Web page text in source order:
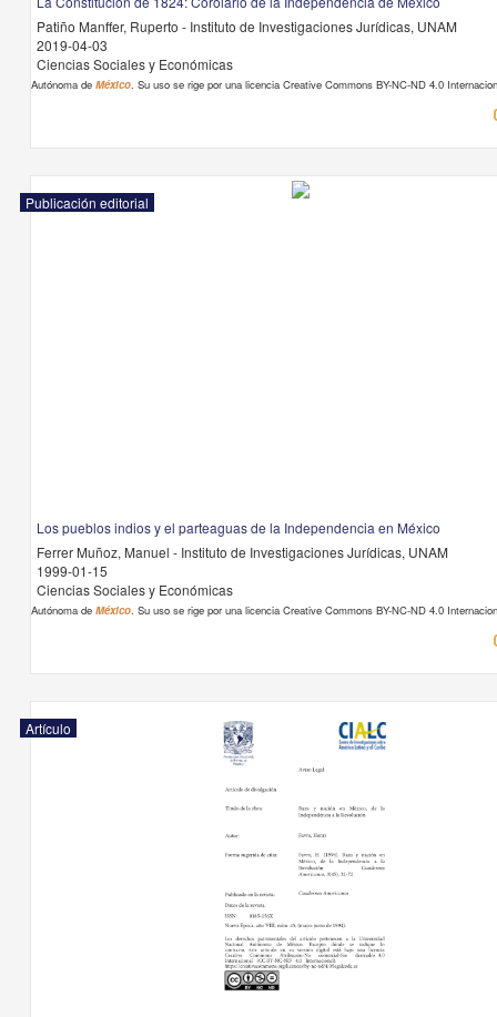
Patiño Manffer, Ruperto - Instituto de Investigaciones Jurídicas, UNAM
2019-04-03
Ciencias Sociales y Económicas
Autónoma deMéxico. Su uso se rige por una licencia Creative Commons BY-NC-ND 4.0
Publicación editorial
Los pueblos indios y el parteaguas de la Independencia en México
Ferrer Muñoz, Manuel - Instituto de Investigaciones Jurídicas, UNAM
1999-01-15
Ciencias Sociales y Económicas
Autónoma deMéxico. Su uso se rige por una licencia Creative Commons BY-NC-ND 4.0
Artículo